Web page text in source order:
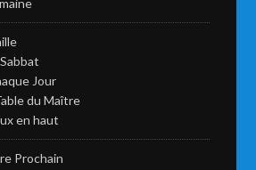
Jour
du Maître
en haut
Prochain